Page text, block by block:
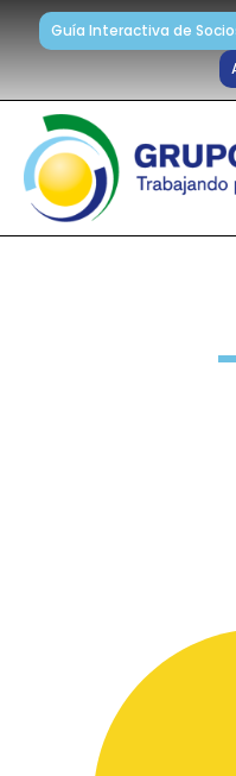
Guía Interactiva de